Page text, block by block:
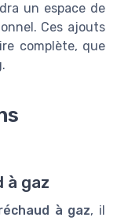
un espace de
Ces ajouts
complète, que
à gaz
à gaz, il